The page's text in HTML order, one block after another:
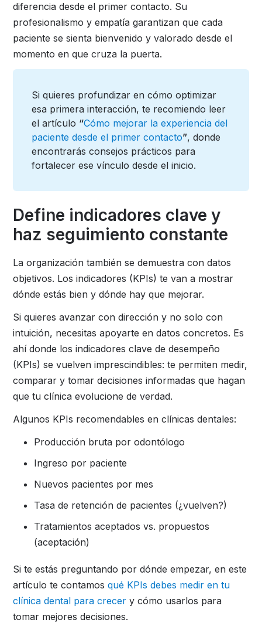
diferencia desde el primer contacto. Su
profesionalismo y empatía garantizan que cada
paciente se sienta bienvenido y valorado desde el
momento en que cruza la puerta.
Si quieres profundizar en cómo optimizar
esa primera interacción, te recomiendo leer
el artículo “Cómo mejorar la experiencia del
paciente desde el primer contacto”, donde
encontrarás consejos prácticos para
fortalecer ese vínculo desde el inicio.
Define indicadores clave y
haz seguimiento constante
La organización también se demuestra con datos
objetivos. Los indicadores (KPIs) te van a mostrar
dónde estás bien y dónde hay que mejorar.
Si quieres avanzar con dirección y no solo con
intuición, necesitas apoyarte en datos concretos. Es
ahí donde los indicadores clave de desempeño
(KPIs) se vuelven imprescindibles: te permiten medir,
comparar y tomar decisiones informadas que hagan
que tu clínica evolucione de verdad.
Algunos KPIs recomendables en clínicas dentales:
Producción bruta por odontólogo
Ingreso por paciente
Nuevos pacientes por mes
Tasa de retención de pacientes (¿vuelven?)
Tratamientos aceptados vs. propuestos
(aceptación)
Si te estás preguntando por dónde empezar, en este
artículo te contamos qué KPIs debes medir en tu
clínica dental para crecer y cómo usarlos para
tomar mejores decisiones.